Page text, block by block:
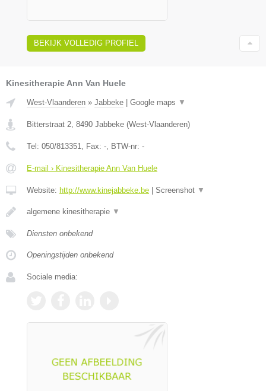
BEKIJK VOLLEDIG PROFIEL
Kinesitherapie Ann Van Huele
West-Vlaanderen » Jabbeke | Google maps ▼
Bitterstraat 2 8490 Jabbeke (West-Vlaanderen)
Tel: 050/813351 , Fax: - , BTW-nr: -
E-mail › Kinesitherapie Ann Van Huele
Website: http://www.kinejabbeke.be | Screenshot ▼
algemene kinesitherapie ▼
Diensten onbekend
Openingstijden onbekend
Sociale media: